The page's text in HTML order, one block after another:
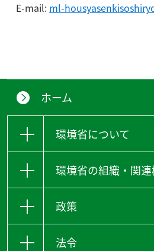
E-mail: ml-
ホーム
環境省について
環境省の組織・関
政策
法令